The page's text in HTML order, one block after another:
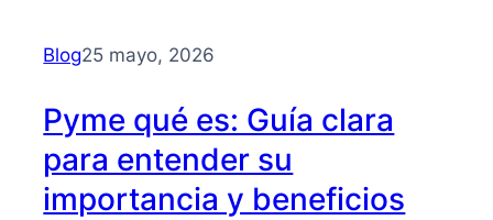
para
PYMES
Blog25 mayo, 2026
Pyme qué es: Guía clara
para entender su
importancia y beneficios